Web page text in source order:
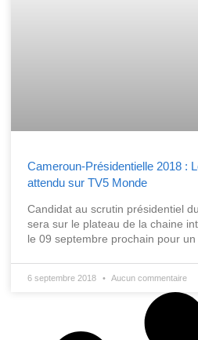
Cameroun-Présidentielle 2018 :
attendu sur TV5 Monde
Candidat au scrutin présidentiel
sera sur le plateau de la chaine
le 09 septembre prochain pour un
6 septembre 2018 Aucun commentaire